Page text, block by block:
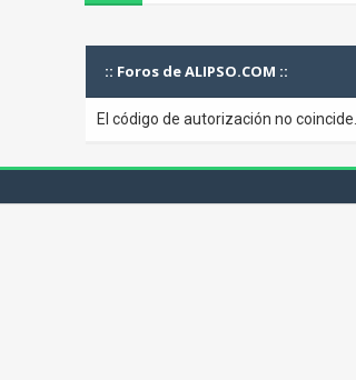
:: Foros de ALIPSO.COM ::
El código de autorización no